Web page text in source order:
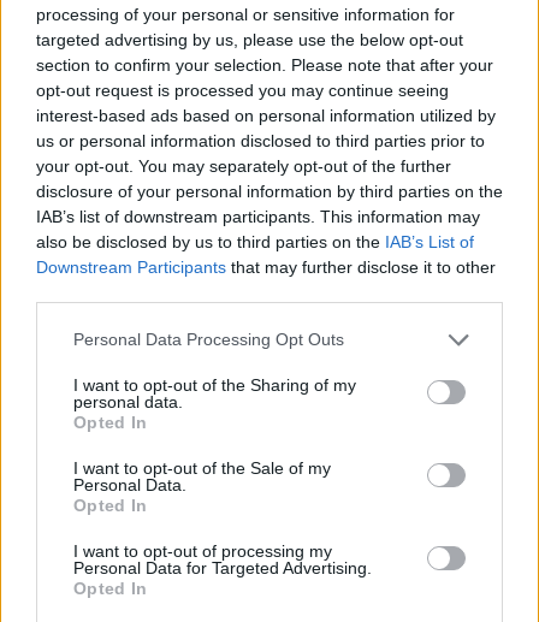
processing of your personal or sensitive information for
targeted advertising by us, please use the below opt-out
section to confirm your selection. Please note that after your
opt-out request is processed you may continue seeing
interest-based ads based on personal information utilized by
us or personal information disclosed to third parties prior to
your opt-out. You may separately opt-out of the further
disclosure of your personal information by third parties on the
IAB’s list of downstream participants. This information may
also be disclosed by us to third parties on the IAB’s List of
Downstream Participants that may further disclose it to other
Please note that this website/app uses one or more Google
not limited to your visit or usage behaviour. You may click to
grant or deny consent to Google and its third-party tags to
use your data for below specified purposes in below Google
consent section.
Personal Data Processing Opt Outs
I want to opt-out of the Sharing of my
personal data.
Opted In
I want to opt-out of the Sale of my
Personal Data.
Opted In
I want to opt-out of processing my
Personal Data for Targeted Advertising.
Opted In
TEMI: Carla Cuccu Mater Olbia
Inviaci le tue segnalazioni,
i tuoi video e le tue foto
Su WhatsApp al numero +39
345 356 7512
Notizie in tempo reale?
GalluraOggi.it
Ricevi le nostre ultime news
daGoogle News